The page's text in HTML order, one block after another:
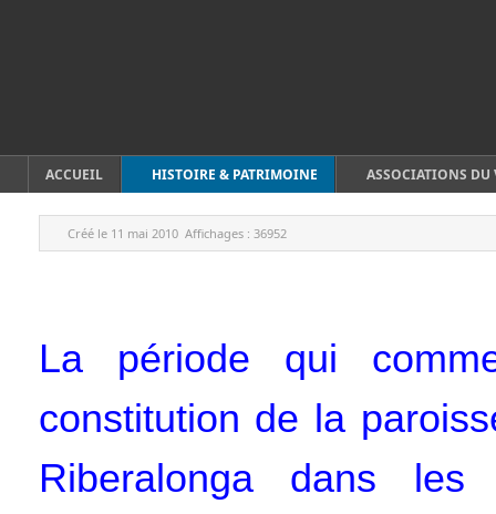
ACCUEIL HISTOIRE & PATRIMOINE ASSOCIATIONS DU
Créé le 11 mai 2010 Affichages : 36952
La période qui
constitution de la
Riberalonga dans